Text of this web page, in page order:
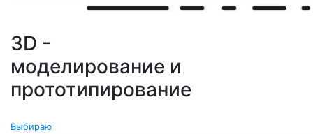
3D -
моделирование и
прототипирование
Выбираю